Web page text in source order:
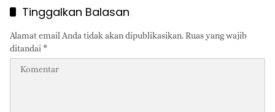
Tinggalkan Balasan
Alamat email Anda tidak akan dipublikasikan.Ruas yang wajib
ditandai *